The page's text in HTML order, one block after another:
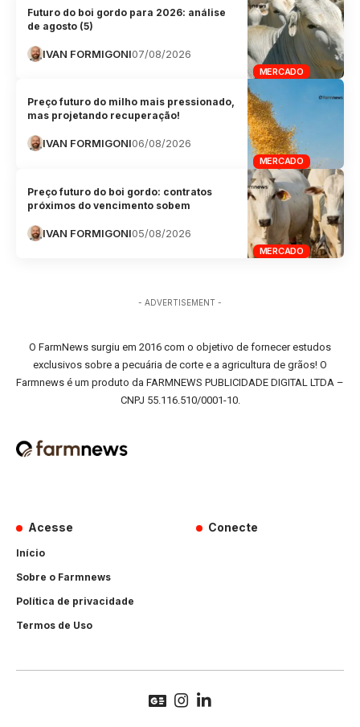
MERCADO
Futuro do boi gordo para 2026: análise
de agosto (5)
IVAN FORMIGONI07/08/2026
MERCADO
Preço futuro do milho mais pressionado,
mas projetando recuperação!
IVAN FORMIGONI06/08/2026
MERCADO
Preço futuro do boi gordo: contratos
próximos do vencimento sobem
IVAN FORMIGONI05/08/2026
- ADVERTISEMENT -
O FarmNews surgiu em 2016 com o objetivo de fornecer estudos
exclusivos sobre a pecuária de corte e a agricultura de grãos! O
Farmnews é um produto da FARMNEWS PUBLICIDADE DIGITAL LTDA –
CNPJ 55.116.510/0001-10.
Acesse
Início
Sobre o Farmnews
Política de privacidade
Termos de Uso
Conecte